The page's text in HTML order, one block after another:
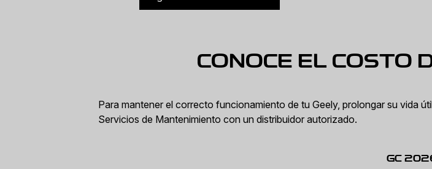
CONOCE EL COSTO
Para mantener el correcto funcionamiento de tu Geely, prolongar su vida
Servicios de Mantenimiento con un distribuidor autorizado.
GC